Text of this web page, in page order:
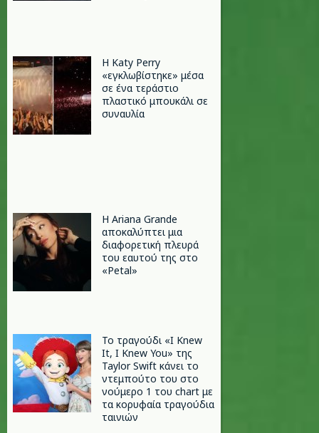
H Katy Perry
«εγκλωβίστηκε» μέσα
σε ένα τεράστιο
πλαστικό μπουκάλι σε
συναυλία
Η Ariana Grande
αποκαλύπτει μια
διαφορετική πλευρά
του εαυτού της στο
«Petal»
Το τραγούδι «I Knew
It, I Knew You» της
Taylor Swift κάνει το
ντεμπούτο του στο
νούμερο 1 του chart με
τα κορυφαία τραγούδια
ταινιών